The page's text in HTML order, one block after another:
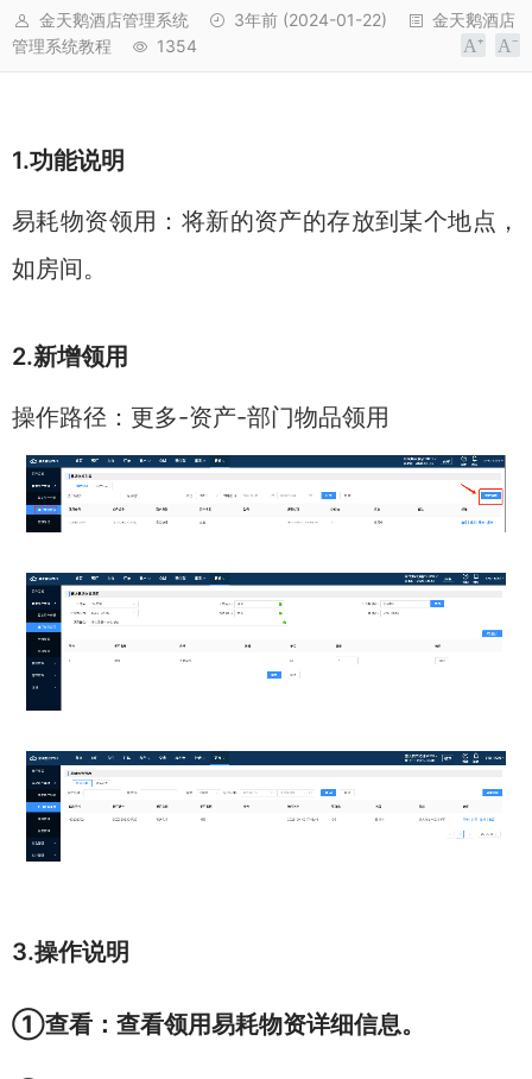
金天鹅酒店管理系统 3年前 (2024-01-22)
金天鹅酒店
管理系统教程
1354
1.功能说明
易耗物资领用：将新的资产的存放到某个地点，
如房间。
2.新增领用
操作路径：更多-资产-部门物品领用
3.操作说明
①查看： 查看领用易耗物资详细信息。